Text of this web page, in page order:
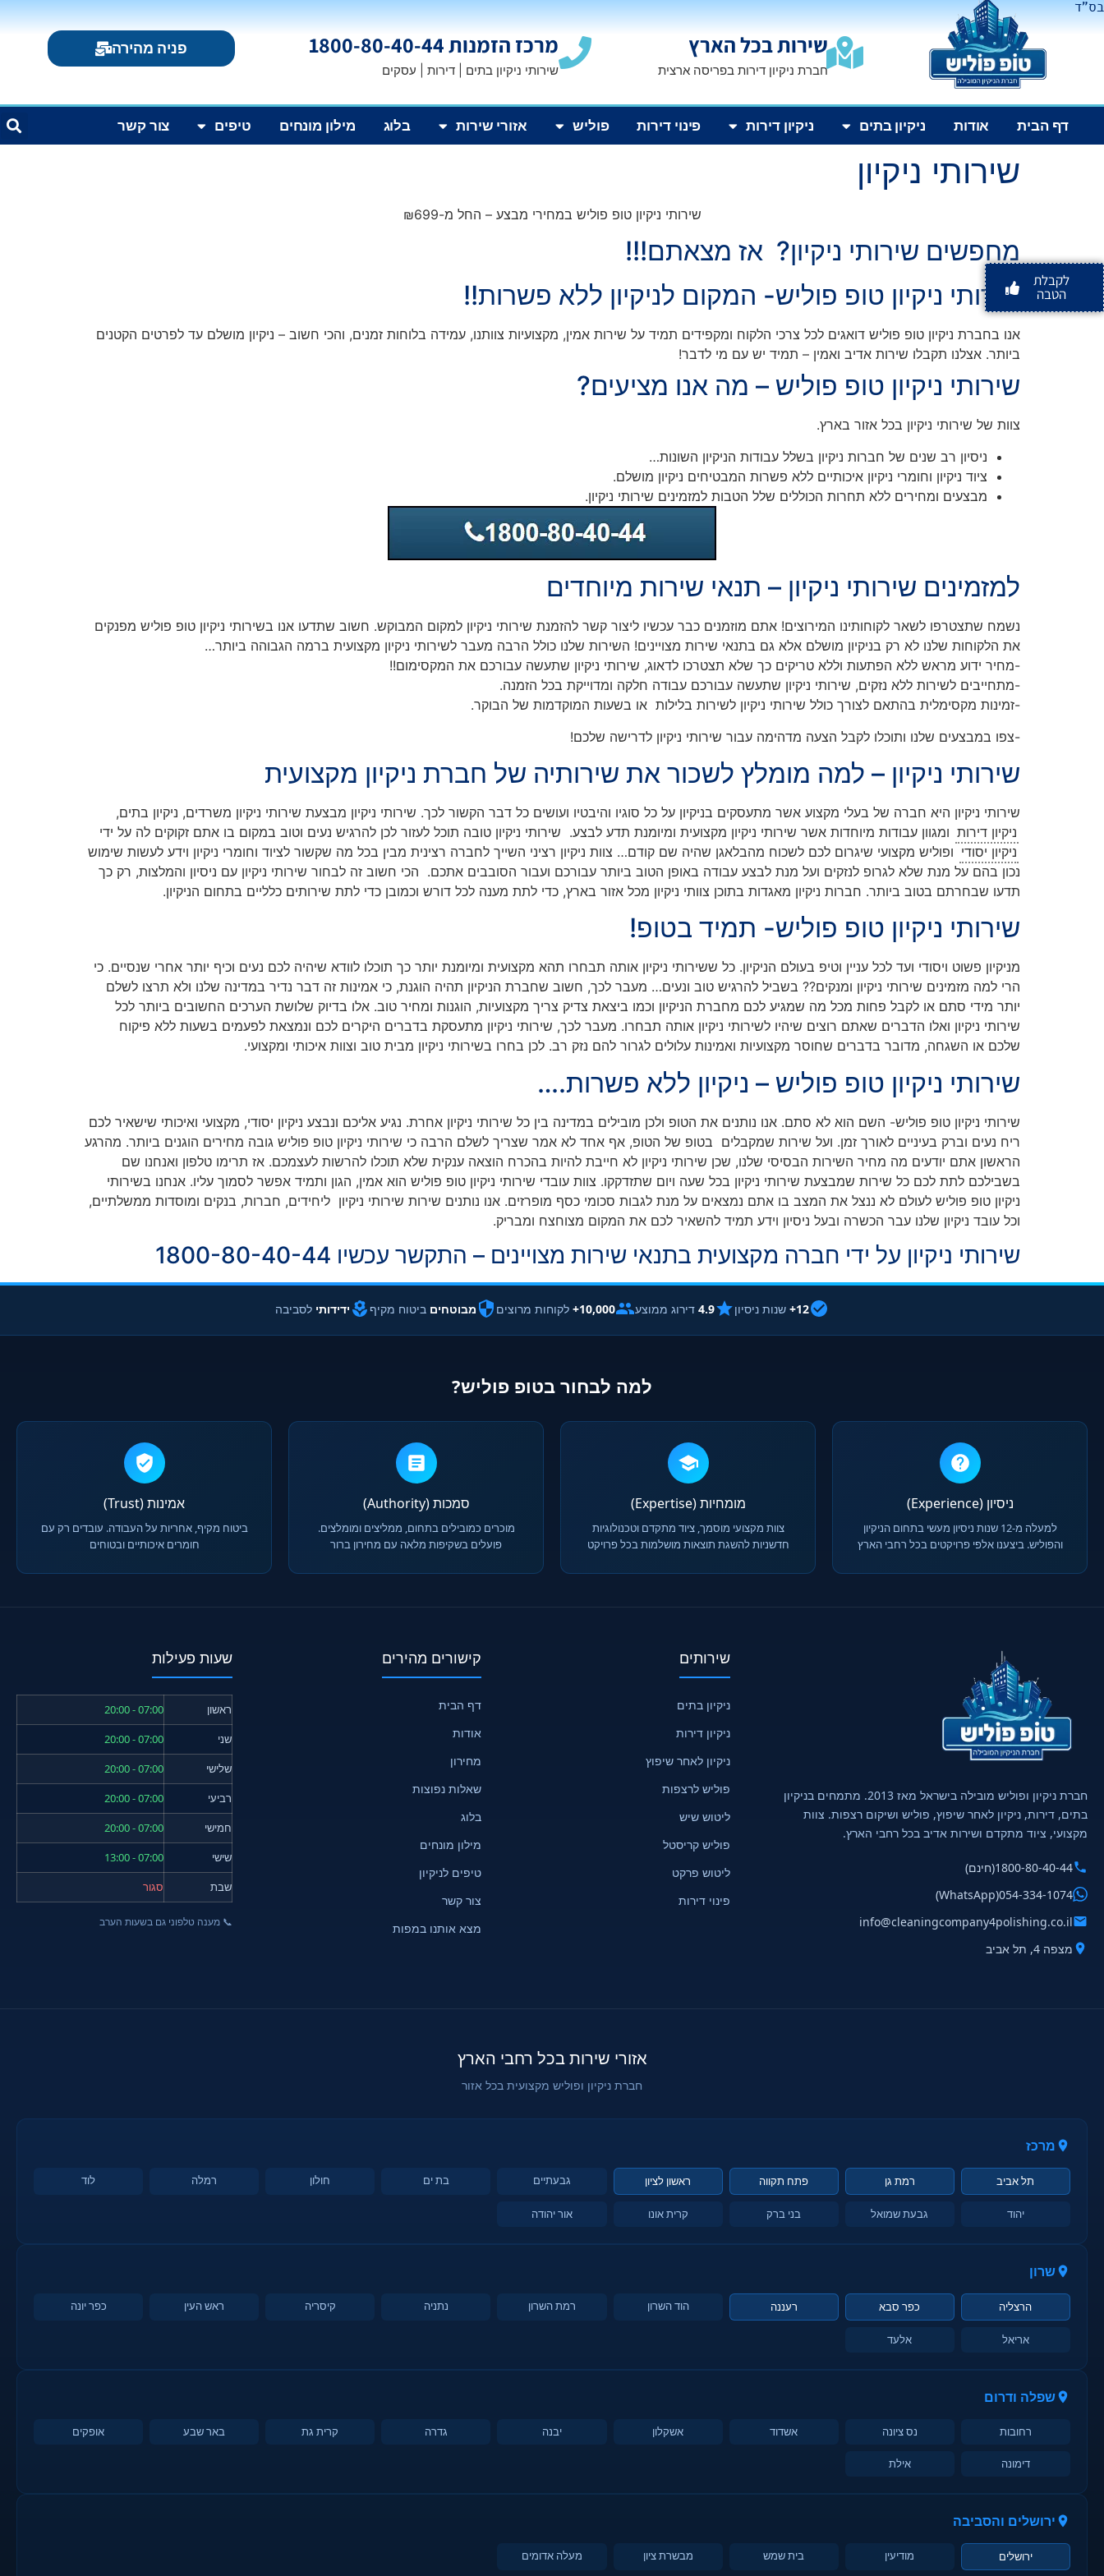
בס"ד
שירות בכל הארץ
חברת ניקיון דירות בפריסה ארצית
מרכז הזמנות 1800-80-40-44
שירותי ניקיון בתים | דירות | עסקים
פניה מהירה
דף הבית אודות ניקיון בתים ניקיון דירות פינוי דירות פוליש אזורי שירות בלוג מילון מונחים טיפים צור קשר
לקבלת
הטבה
שירותי ניקיון
שירותי ניקיון טופ פוליש במחירי מבצע – החל מ-₪699
מחפשים שירותי ניקיון? אז מצאתם!!!
שירותי ניקיון טופ פוליש- המקום לניקיון ללא פשרות!!
אנו בחברת ניקיון טופ פוליש דואגים לכל צרכי הלקוח ומקפידים תמיד על שירות אמין, מקצועיות צוותנו, עמידה בלוחות זמנים, והכי חשוב – ניקיון מושלם עד לפרטים הקטנים
ביותר. אצלנו תקבלו שירות אדיב ואמין – תמיד יש עם מי לדבר!
שירותי ניקיון טופ פוליש – מה אנו מציעים?
צוות של שירותי ניקיון בכל אזור בארץ.
ניסיון רב שנים של חברות ניקיון בשלל עבודות הניקיון השונות…
ציוד ניקיון וחומרי ניקיון איכותיים ללא פשרות המבטיחים ניקיון מושלם.
מבצעים ומחירים ללא תחרות הכוללים שלל הטבות למזמינים שירותי ניקיון.
למזמינים שירותי ניקיון – תנאי שירות מיוחדים
נשמח שתצטרפו לשאר לקוחותינו המירוצים! אתם מוזמנים כבר עכשיו ליצור קשר להזמנת שירותי ניקיון למקום המבוקש. חשוב שתדעו אנו בשירותי ניקיון טופ פוליש מפנקים
את הלקוחות שלנו לא רק בניקיון מושלם אלא גם בתנאי שירות מצויינים! השירות שלנו כולל הרבה מעבר לשירותי ניקיון מקצועית ברמה הגבוהה ביותר…
-מחיר ידוע מראש ללא הפתעות וללא טריקים כך שלא תצטרכו לדאוג, שירותי ניקיון שתעשה עבורכם את המקסימום!!
-מתחייבים לשירות ללא נזקים, שירותי ניקיון שתעשה עבורכם עבודה חלקה ומדוייקת בכל הזמנה.
-זמינות מקסימלית בהתאם לצורך כולל שירותי ניקיון לשירות בלילות או בשעות המוקדמות של הבוקר.
-צפו במבצעים שלנו ותוכלו לקבל הצעה מדהימה עבור שירותי ניקיון לדרישה שלכם!
שירותי ניקיון – למה מומלץ לשכור את שירותיה של חברת ניקיון מקצועית
שירותי ניקיון היא חברה של בעלי מקצוע אשר מתעסקים בניקיון על כל סוגיו והיבטיו ועושים כל דבר הקשור לכך. שירותי ניקיון מבצעת שירותי ניקיון משרדים, ניקיון בתים,
ניקיון דירות ומגוון עבודות מיוחדות אשר שירותי ניקיון מקצועית ומיומנת תדע לבצע. שירותי ניקיון טובה תוכל לעזור לכן להרגיש נעים וטוב במקום בו אתם זקוקים לה על ידי
ניקיון יסודי ופוליש מקצועי שיגרום לכם לשכוח מהבלאגן שהיה שם קודם… צוות ניקיון רציני השייך לחברה רצינית מבין בכל מה שקשור לציוד וחומרי ניקיון וידע לעשות שימוש
נכון בהם על מנת שלא לגרופ לנזקים ועל מנת לבצע עבודה באופן הטוב ביותר עבורכם ועבור הסובבים אתכם. הכי חשוב זה לבחור שירותי ניקיון עם ניסיון והמלצות, רק כך
תדעו שבחרתם בטוב ביותר. חברות ניקיון מאגדות בתוכן צוותי ניקיון מכל אזור בארץ, כדי לתת מענה לכל דורש וכמובן כדי לתת שירותים כלליים בתחום הניקיון.
שירותי ניקיון טופ פוליש- תמיד בטופ!
מניקיון פשוט ויסודי ועד לכל עניין וטיפ בעולם הניקיון. כל ששירותי ניקיון אותה תבחרו תהא מקצועית ומיומנת יותר כך תוכלו לוודא שיהיה לכם נעים וכיף יותר אחרי שנסיים. כי
הרי למה מזמינים שירותי ניקיון ומנקים?? בשביל להרגיש טוב ונעים… מעבר לכך, חשוב שחברת הניקיון תהיה הוגנת, כי אמינות זה דבר נדיר במדינה שלנו ולא תרצו לשלם
יותר מידי סתם או לקבל פחות מכל מה שמגיע לכם מחברת הניקיון וכמו ביצאת צדיק צריך מקצועיות, הוגנות ומחיר טוב. אלו בדיוק שלושת הערכים החשובים ביותר לכל
שירותי ניקיון ואלו הדברים שאתם רוצים שיהיו לשירותי ניקיון אותה תבחרו. מעבר לכך, שירותי ניקיון מתעסקת בדברים היקרים לכם ונמצאת לפעמים בשעות ללא פיקוח
שלכם או השגחה, מדובר בדברים שחוסר מקצועיות ואמינות עלולים לגרור להם נזק רב. לכן בחרו בשירותי ניקיון מבית טוב וצוות איכותי ומקצועי.
שירותי ניקיון טופ פוליש – ניקיון ללא פשרות….
שירותי ניקיון טופ פוליש- השם הוא לא סתם. אנו נותנים את הטופ ולכן מובילים במדינה בין כל שירותי ניקיון אחרת. נגיע אליכם ונבצע ניקיון יסודי, מקצועי ואיכותי שישאיר לכם
ריח נעים וברק בעיניים לאורך זמן. ועל שירות שמקבלים בטופ של הטופ, אף אחד לא אמר שצריך לשלם הרבה כי שירותי ניקיון טופ פוליש גובה מחירים הוגנים ביותר. מהרגע
הראשון אתם יודעים מה מחיר השירות הבסיסי שלנו, שכן שירותי ניקיון לא חייבת להיות בהכרח הוצאה ענקית שלא תוכלו להרשות לעצמכם. אז תרימו טלפון ואנחנו שם
בשבילכם לתת לכם כל שירות שמבצעת שירותי ניקיון בכל שעה ויום שתזדקקו. צוות עובדי שירותי ניקיון טופ פוליש הוא אמין, הגון ותמיד אפשר לסמוך עליו. אנחנו בשירותי
ניקיון טופ פוליש לעולם לא ננצל את המצב בו אתם נמצאים על מנת לגבות סכומי כסף מופרזים. אנו נותנים שירות שירותי ניקיון ליחידים, חברות, בנקים ומוסדות ממשלתיים,
וכל עובד ניקיון שלנו עבר הכשרה ובעל ניסיון וידע תמיד להשאיר לכם את המקום מצוחצח ומבריק.
שירותי ניקיון על ידי חברה מקצועית בתנאי שירות מצויינים – התקשר עכשיו 1800-80-40-44
12+ שנות ניסיון 4.9 דירוג ממוצע 10,000+ לקוחות מרוצים מבוטחים ביטוח מקיף ידידותי לסביבה
למה לבחור בטופ פוליש?
ניסיון (Experience)
למעלה מ-12 שנות ניסיון מעשי בתחום הניקיון
והפוליש. ביצענו אלפי פרויקטים בכל רחבי הארץ
מומחיות (Expertise)
צוות מקצועי מוסמך, ציוד מתקדם וטכנולוגיות
חדשניות להשגת תוצאות מושלמות בכל פרויקט
סמכות (Authority)
מוכרים כמובילים בתחום, ממליצים ומומלצים.
פועלים בשקיפות מלאה עם מחירון ברור
אמינות (Trust)
ביטוח מקיף, אחריות על העבודה. עובדים רק עם
חומרים איכותיים ובטוחים
חברת ניקיון ופוליש מובילה בישראל מאז 2013. מתמחים בניקיון
בתים, דירות, ניקיון לאחר שיפוץ, פוליש ושיקום רצפות. צוות
מקצועי, ציוד מתקדם ושירות אדיב בכל רחבי הארץ.
1800-80-40-44(חינם)
054-334-1074
(WhatsApp)
info@cleaningcompany4polishing.co.il
מצפה 4, תל אביב
שירותים
ניקיון בתים
ניקיון דירות
ניקיון לאחר שיפוץ
פוליש לרצפות
ליטוש שיש
פוליש קריסטל
ליטוש פרקט
פינוי דירות
קישורים מהירים
דף הבית
אודות
מחירון
שאלות נפוצות
בלוג
מילון מונחים
טיפים לניקיון
צור קשר
מצא אותנו במפות
שעות פעילות
ראשון
07:00 - 20:00
שני
07:00 - 20:00
שלישי
07:00 - 20:00
רביעי
07:00 - 20:00
חמישי
07:00 - 20:00
שישי
07:00 - 13:00
שבת
סגור
📞 מענה טלפוני גם בשעות הערב
אזורי שירות בכל רחבי הארץ
חברת ניקיון ופוליש מקצועית בכל אזור
מרכז
תל אביב רמת גן פתח תקווה ראשון לציון גבעתיים בת ים חולון רמלה לוד
יהוד גבעת שמואל בני ברק קרית אונו אור יהודה
שרון
הרצליה כפר סבא רעננה הוד השרון רמת השרון נתניה קיסריה ראש העין כפר יונה
אריאל אלעד
שפלה ודרום
רחובות נס ציונה אשדוד אשקלון יבנה גדרה קרית גת באר שבע אופקים
דימונה אילת
ירושלים והסביבה
ירושלים מודיעין בית שמש מבשרת ציון מעלה אדומים